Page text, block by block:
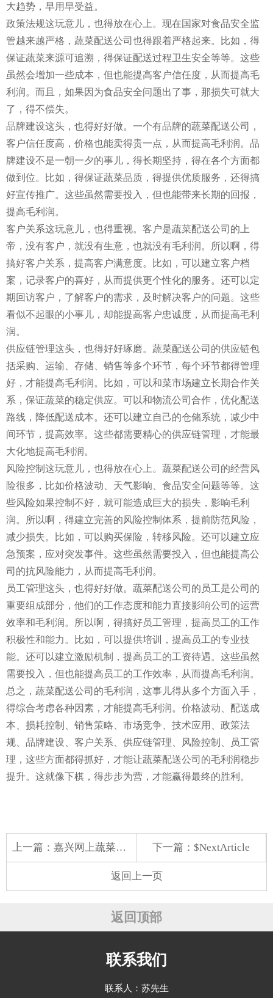
大趋势，早用早受益。
政策法规这玩意儿，也得放在心上。现在国家对食品安全监
管越来越严格，蔬菜配送公司也得跟着严格起来。比如，得
保证蔬菜来源可追溯，得保证配送过程卫生安全等等。这些
虽然会增加一些成本，但也能提高客户信任度，从而提高毛
利润。而且，如果因为食品安全问题出了事，那损失可就大
了，得不偿失。
品牌建设这头，也得好好做。一个有品牌的蔬菜配送公司，
客户信任度高，价格也能卖得贵一点，从而提高毛利润。品
牌建设不是一朝一夕的事儿，得长期坚持，得在各个方面都
做到位。比如，得保证蔬菜品质，得提供优质服务，还得搞
好宣传推广。这些虽然需要投入，但也能带来长期的回报，
提高毛利润。
客户关系这玩意儿，也得重视。客户是蔬菜配送公司的上
帝，没有客户，就没有生意，也就没有毛利润。所以啊，得
搞好客户关系，提高客户满意度。比如，可以建立客户档
案，记录客户的喜好，从而提供更个性化的服务。还可以定
期回访客户，了解客户的需求，及时解决客户的问题。这些
看似不起眼的小事儿，却能提高客户忠诚度，从而提高毛利
润。
供应链管理这头，也得好好琢磨。蔬菜配送公司的供应链包
括采购、运输、存储、销售等多个环节，每个环节都得管理
好，才能提高毛利润。比如，可以和菜市场建立长期合作关
系，保证蔬菜的稳定供应。可以和物流公司合作，优化配送
路线，降低配送成本。还可以建立自己的仓储系统，减少中
间环节，提高效率。这些都需要精心的供应链管理，才能最
大化地提高毛利润。
风险控制这玩意儿，也得放在心上。蔬菜配送公司的经营风
险很多，比如价格波动、天气影响、食品安全问题等等。这
些风险如果控制不好，就可能造成巨大的损失，影响毛利
润。所以啊，得建立完善的风险控制体系，提前防范风险，
减少损失。比如，可以购买保险，转移风险。还可以建立应
急预案，应对突发事件。这些虽然需要投入，但也能提高公
司的抗风险能力，从而提高毛利润。
员工管理这头，也得好好做。蔬菜配送公司的员工是公司的
重要组成部分，他们的工作态度和能力直接影响公司的运营
效率和毛利润。所以啊，得搞好员工管理，提高员工的工作
积极性和能力。比如，可以提供培训，提高员工的专业技
能。还可以建立激励机制，提高员工的工资待遇。这些虽然
需要投入，但也能提高员工的工作效率，从而提高毛利润。
总之，蔬菜配送公司的毛利润，这事儿得从多个方面入手，
得综合考虑各种因素，才能提高毛利润。价格波动、配送成
本、损耗控制、销售策略、市场竞争、技术应用、政策法
规、品牌建设、客户关系、供应链管理、风险控制、员工管
理，这些方面都得抓好，才能让蔬菜配送公司的毛利润稳步
提升。这就像下棋，得步步为营，才能赢得最终的胜利。
上一篇： 嘉兴网上蔬菜配送哪家好 下一篇：$NextArticle
返回上一页
返回顶部
联系我们
联系人：苏先生